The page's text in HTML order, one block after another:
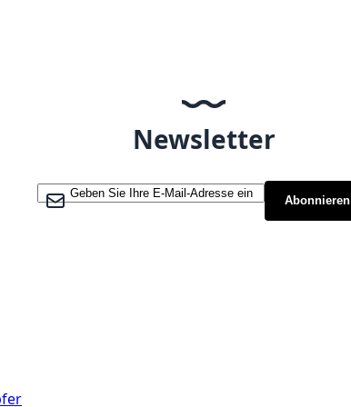
Seite
Newsletter
Melden Sie sich für unseren Newsletter an:
Abonnieren